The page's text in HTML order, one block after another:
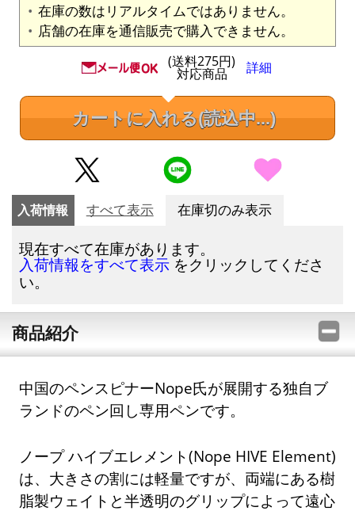
在庫の数はリアルタイムではありません。
店舗の在庫を通信販売で購入できません。
(送料275円)
対応商品 詳細
カートに入れる(読込中...)
入荷情報 すべて表示 在庫切のみ表示
現在すべて在庫があります。
入荷情報をすべて表示 をクリックしてくださ
い。
商品紹介
中国のペンスピナーNope氏が展開する独自ブ
ランドのペン回し専用ペンです。
ノープ ハイブエレメント(Nope HIVE Element)
は、大きさの割には軽量ですが、両端にある樹
脂製ウェイトと半透明のグリップによって遠心